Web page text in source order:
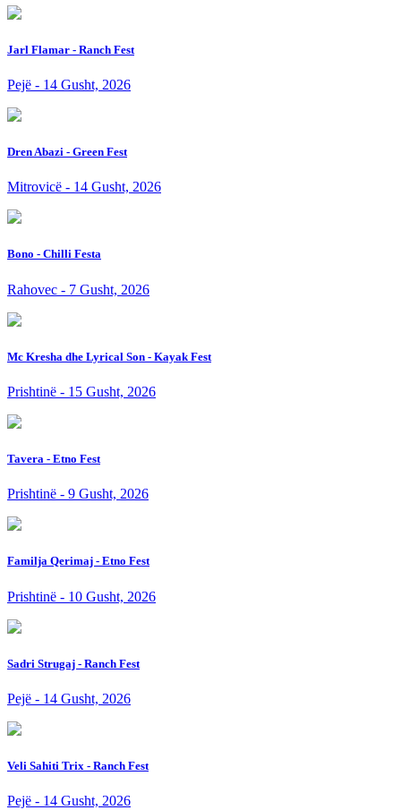
Jarl Flamar - Ranch Fest
Pejë - 14 Gusht, 2026
Dren Abazi - Green Fest
Mitrovicë - 14 Gusht, 2026
Bono - Chilli Festa
Rahovec - 7 Gusht, 2026
Mc Kresha dhe Lyrical Son - Kayak Fest
Prishtinë - 15 Gusht, 2026
Tavera - Etno Fest
Prishtinë - 9 Gusht, 2026
Familja Qerimaj - Etno Fest
Prishtinë - 10 Gusht, 2026
Sadri Strugaj - Ranch Fest
Pejë - 14 Gusht, 2026
Veli Sahiti Trix - Ranch Fest
Pejë - 14 Gusht, 2026